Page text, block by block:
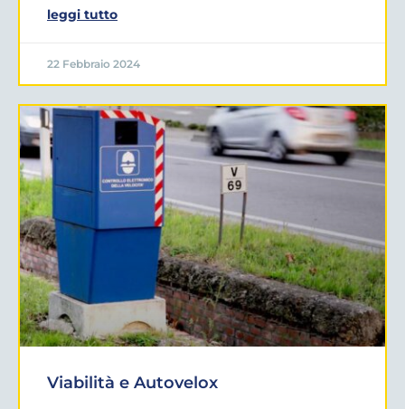
leggi tutto
22 Febbraio 2024
Viabilità e Autovelox